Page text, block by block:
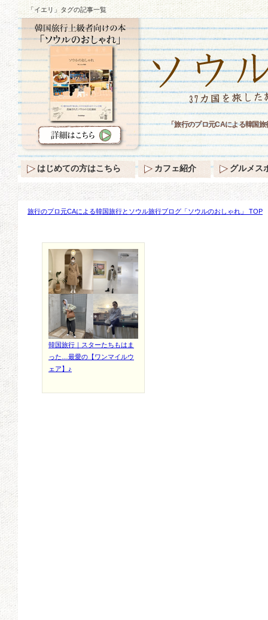
「イエリ」タグの記事一覧
旅行のプロ元CAによる韓国旅行とソウル旅行ブログ「ソウルのおしゃれ」 TOP
韓国旅行｜スターたちもはま
った…最愛の【ワンマイルウ
ェア】♪
「旅行のプロ元CAによる韓国
はじめての方はこちら カフェ紹介 グルメス